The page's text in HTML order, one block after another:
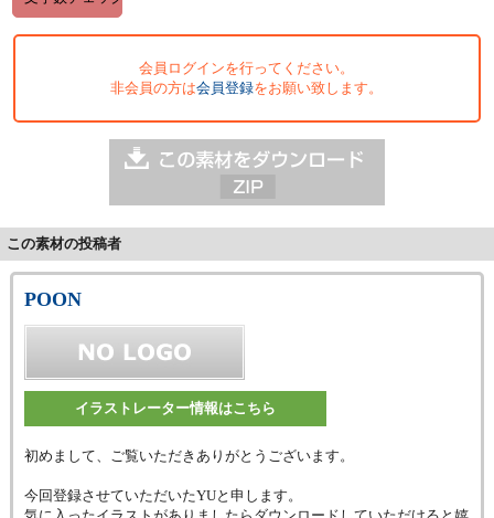
会員ログインを行ってください。
非会員の方は会員登録をお願い致します。
この素材の投稿者
POON
イラストレーター情報はこちら
初めまして、ご覧いただきありがとうございます。
今回登録させていただいたYUと申します。